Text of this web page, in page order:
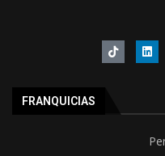
FRANQUICIAS